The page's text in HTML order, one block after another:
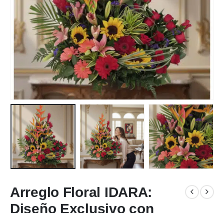
Arreglo Floral IDARA:
Diseño Exclusivo con